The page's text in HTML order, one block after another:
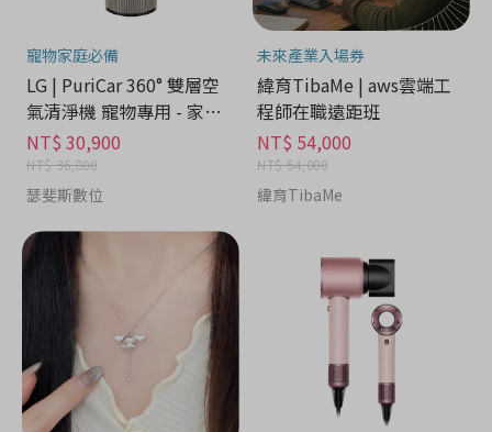
寵物家庭必備
LG | PuriCar 360° 雙層空
氣清淨機 寵物專用 - 家電
分期
NT$ 30,900
NT$ 36,800
瑟斐斯數位
未來產業入場券
緯育TibaMe | aws雲端工
程師在職遠距班
NT$ 54,000
NT$ 54,000
緯育TibaMe